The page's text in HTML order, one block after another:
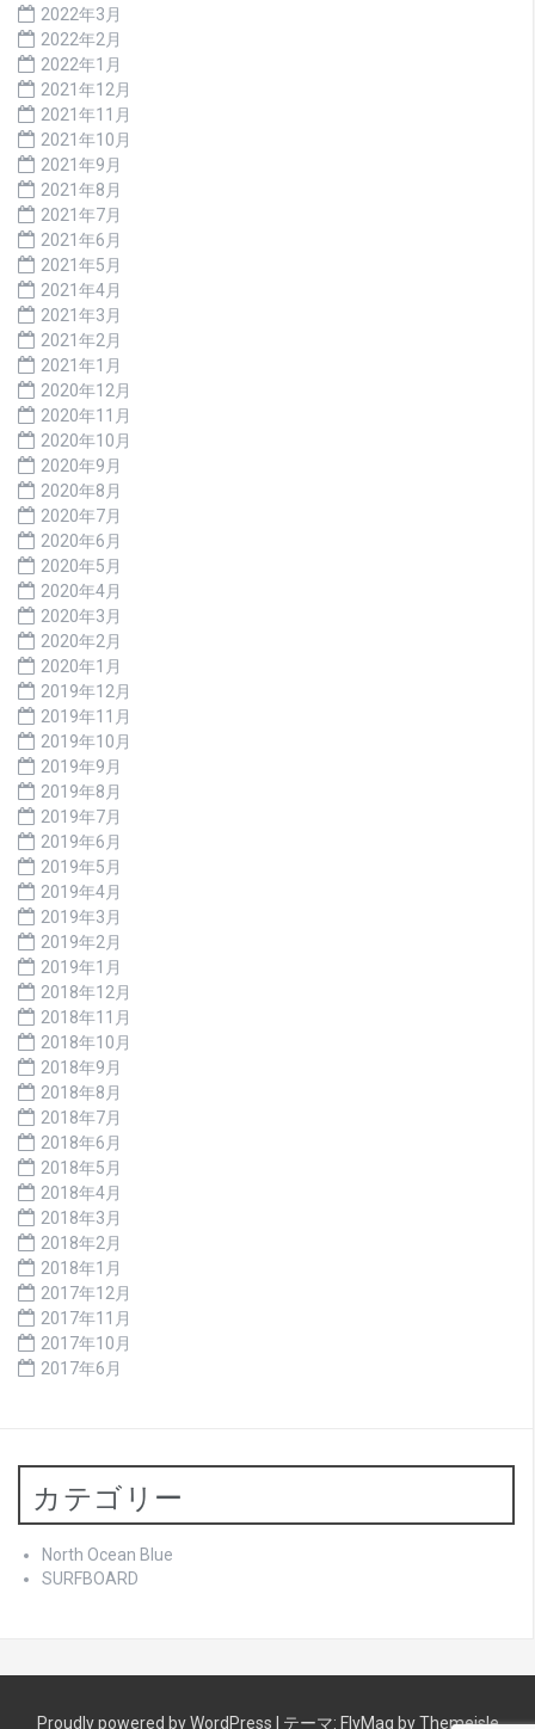
2022年3月
2022年2月
2022年1月
2021年12月
2021年11月
2021年10月
2021年9月
2021年8月
2021年7月
2021年6月
2021年5月
2021年4月
2021年3月
2021年2月
2021年1月
2020年12月
2020年11月
2020年10月
2020年9月
2020年8月
2020年7月
2020年6月
2020年5月
2020年4月
2020年3月
2020年2月
2020年1月
2019年12月
2019年11月
2019年10月
2019年9月
2019年8月
2019年7月
2019年6月
2019年5月
2019年4月
2019年3月
2019年2月
2019年1月
2018年12月
2018年11月
2018年10月
2018年9月
2018年8月
2018年7月
2018年6月
2018年5月
2018年4月
2018年3月
2018年2月
2018年1月
2017年12月
2017年11月
2017年10月
2017年6月
カテゴリー
North Ocean Blue
SURFBOARD
Proudly powered by WordPress テーマ: FlyMag by Themeisle